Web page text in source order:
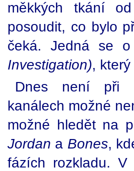
měkkých tkání
posoudit, co bylo
čeká. Jedná se
Investigation),
Dnes není při
kanálech možné
možné hledět na
Jordan a Bones,
fázích rozkladu. V